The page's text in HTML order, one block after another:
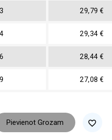
3 29,79 €
4 29,34 €
6 28,44 €
9 27,08 €
Pievienot Grozam favorite_border